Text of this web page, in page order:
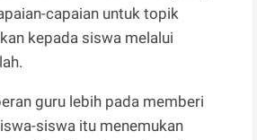
capaian untuk topik
kepada siswa melalui
guru lebih pada memberi
siswa itu menemukan